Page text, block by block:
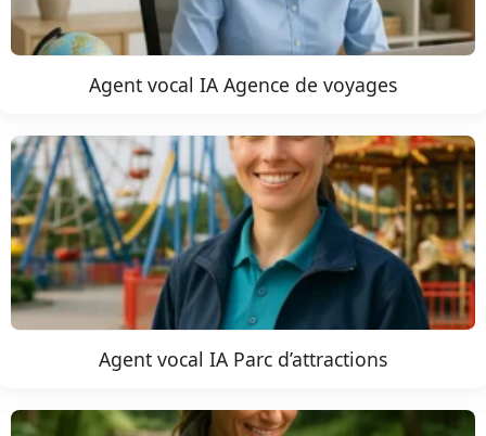
Agent vocal IA Agence de voyages
Agent vocal IA Parc d’attractions